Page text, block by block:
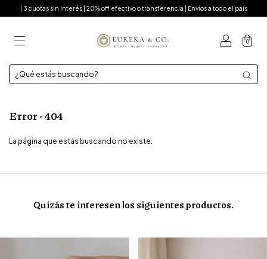
| 3 cuotas sin interés | 20% off efectivo o transferencia | Envíos a todo el país
0
Error - 404
La página que estás buscando no existe.
Quizás te interesen los siguientes productos.